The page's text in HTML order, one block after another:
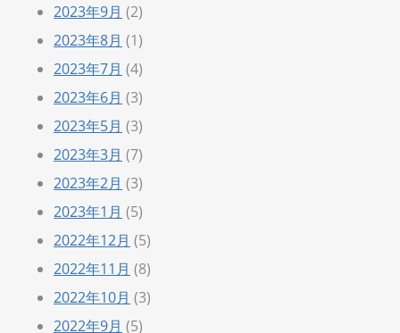
2023年9月 (2)
2023年8月 (1)
2023年7月 (4)
2023年6月 (3)
2023年5月 (3)
2023年3月 (7)
2023年2月 (3)
2023年1月 (5)
2022年12月 (5)
2022年11月 (8)
2022年10月 (3)
2022年9月 (5)